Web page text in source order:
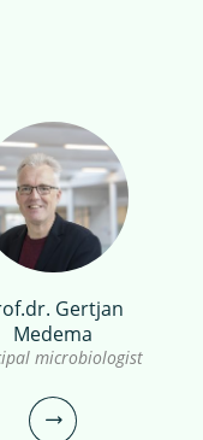
Gertjan
Medema
microbiologist